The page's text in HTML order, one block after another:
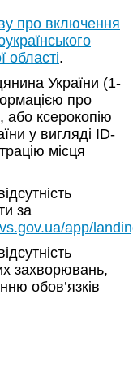
про включення
області.
України (1-
про
або ксерокопію
у вигляді ID-
місця
за
app/
захворювань,
обов’язків